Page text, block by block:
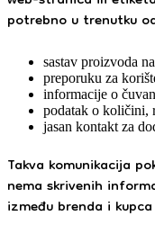
potrebno u trenutku
sastav proizvoda
preporuku za
informacije o
podatak o količini,
jasan kontakt za
Takva komunikacija
nema skrivenih
između brenda i